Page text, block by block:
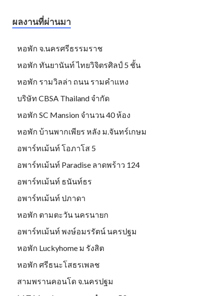
ผลงานที่ผ่านมา
หอพัก จ.นครศรีธรรมราช
หอพัก ทันยานันท์ ไทยวิจิตรศิลป์ 5 ชั้น
หอพัก รามวิลล่า ถนน รามคำแหง
บริษัท CBSA Thailand จำกัด
หอพัก SC Mansion จำนวน 40 ห้อง
หอพัก บ้านพากเพียร หลัง ม.จันทร์เกษม
อพาร์ทเม้นท์ โอภาโส 5
อพาร์ทเม้นท์ Paradise ลาดพร้าว 124
อพาร์ทเม้นท์ ธนันท์ธร
อพาร์ทเม้นท์ ปภาดา
หอพัก ตามตะวัน นครนายก
อพาร์ทเม้นท์ พงษ์อมรรัตน์ นครปฐม
หอพัก Luckyhome ม รังสิต
หอพัก ศรีธนะโสธรเพลช
สามพรานคอนโด จ.นครปฐม